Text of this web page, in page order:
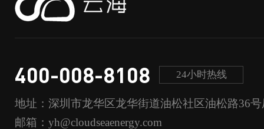
400-008-8108 24小时热线
地址：深圳市龙华区龙华街道油松社区油松路36
邮箱：yh@cloudseaenergy.com